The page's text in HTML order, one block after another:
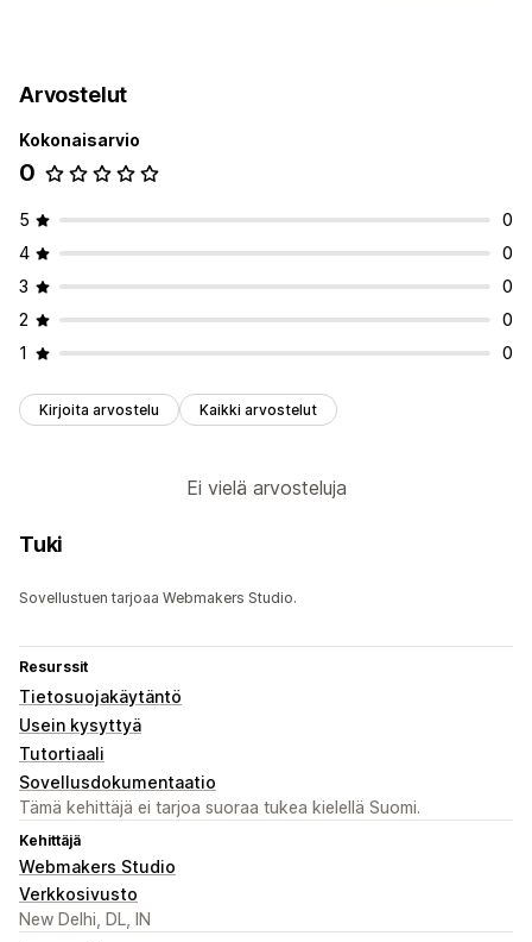
Arvostelut
Kokonaisarvio
0
5
0
4
0
3
0
2
0
1
0
Kirjoita arvostelu Kaikki arvostelut
Ei vielä arvosteluja
Tuki
Sovellustuen tarjoaa Webmakers Studio.
Resurssit
Tietosuojakäytäntö
Usein kysyttyä
Tutortiaali
Sovellusdokumentaatio
Tämä kehittäjä ei tarjoa suoraa tukea kielellä Suomi.
Kehittäjä
Webmakers Studio
Verkkosivusto
New Delhi, DL, IN